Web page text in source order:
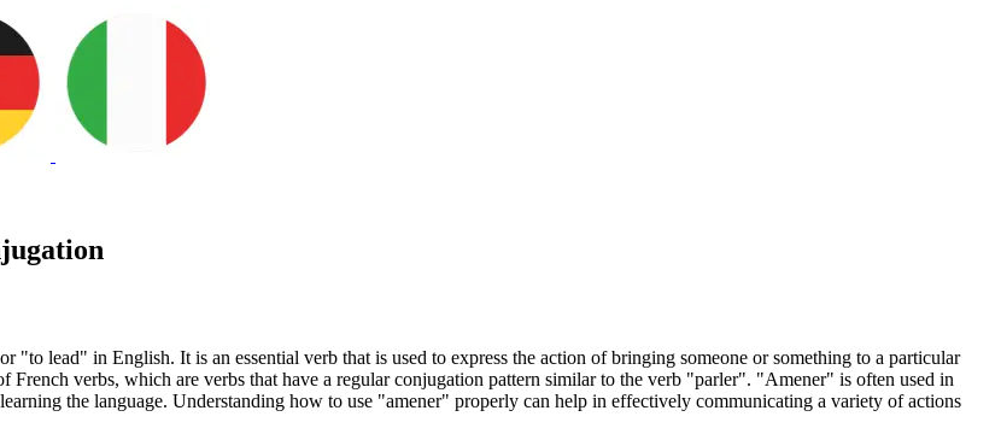
lead" in English. It is an essential verb that is used to express the action of bringing someone or something to a particular
verbs, which are verbs that have a regular conjugation pattern similar to the verb "parler". "Amener" is often used in
the language. Understanding how to use "amener" properly can help in effectively communicating a variety of actions